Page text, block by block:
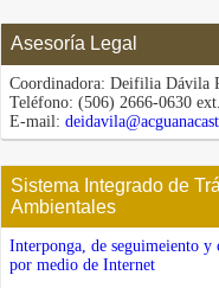
Asesoría Legal
Coordinadora: Deifilia Dávila
Teléfono: (506) 2666-0630
E-mail:
Sistema Integrado de
Ambientales
Interponga, de seguimeiento y
por medio de Internet